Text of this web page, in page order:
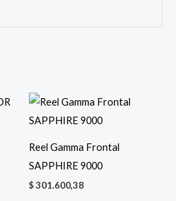
Reel Gamma Frontal
SAPPHIRE 9000
$301.600,38